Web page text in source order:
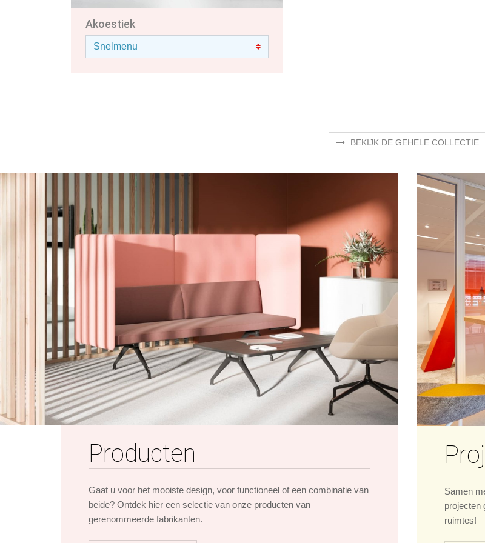
Akoestiek
BEKIJK DE GEHELE COLLECTIE
Producten
Gaat u voor het mooiste design, voor functioneel of een combinatie van
beide? Ontdek hier een selectie van onze producten van
gerenommeerde fabrikanten.
Samen
projecten
ruimtes!